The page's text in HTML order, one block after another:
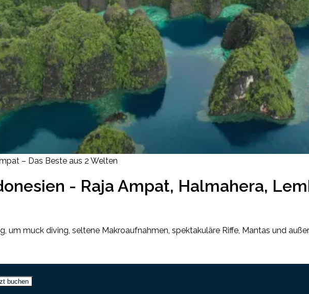
– Das Beste aus 2 Welten
- Raja Ampat, Halmahera,
um muck diving, seltene Makroaufnahmen, spektakuläre Riffe, Mantas und
buchen